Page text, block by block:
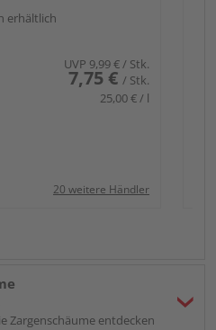
erhältlich
UVP 9,99 €/ Stk.
7,75 € / Stk.
25,00 € / l
20 weitere Händler
Zargenschäume entdecken